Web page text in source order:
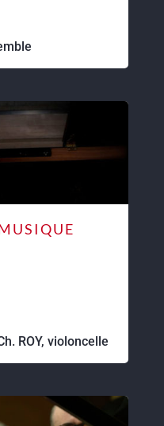
ROY, violoncelle